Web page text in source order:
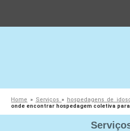
Home » Serviços» hospedagens de
onde encontrar hospedagem coletiva